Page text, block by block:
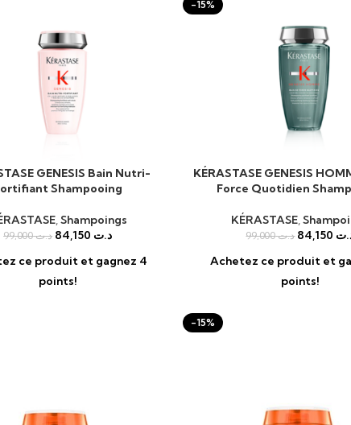
PANIERGENESIS Bain Nutri-
Shampooing
,Shampoings
د.ت99,000 د.ت
ce produit et gagnez 4
points!
-15%
AJOUTER AU PANIER
KÉRASTASE GENESIS
Force Quotidien
KÉRASTASE,
د.ت99,000
Achetez ce produit et
points!
-15%